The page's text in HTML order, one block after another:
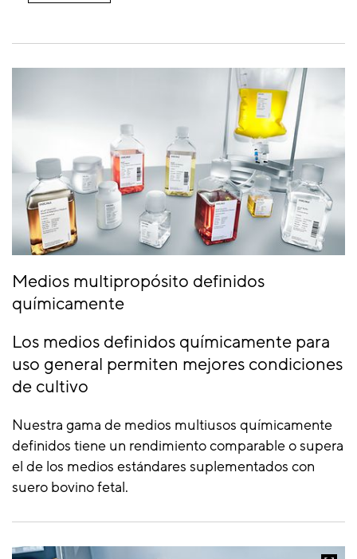
Medios multipropósito definidos
químicamente
Los medios definidos químicamente para
uso general permiten mejores condiciones
de cultivo
Nuestra gama de medios multiusos químicamente
definidos tiene un rendimiento comparable o supera
el de los medios estándares suplementados con
suero bovino fetal.